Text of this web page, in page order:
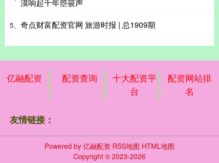
漠响起千年箜篌声
5、 奇点财富配资官网 旅游时报 | 总1909期
亿融配资 配资查询
十大配资平
台
配资网站排
名
友情链接：
Powered by 亿融配资 RSS地图 HTML地图
Copyright © 2023-2026